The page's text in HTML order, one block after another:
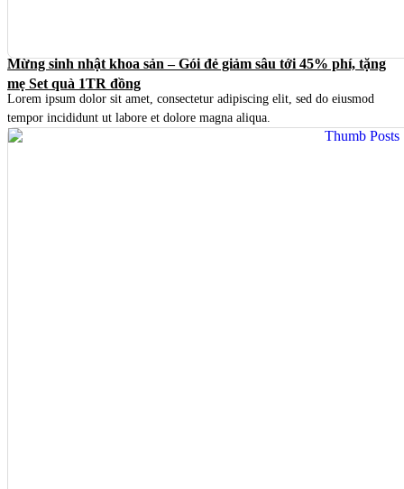
Mừng sinh nhật khoa sản – Gói đẻ giảm sâu tới 45% phí, tặng
mẹ Set quà 1TR đồng
Lorem ipsum dolor sit amet, consectetur adipiscing elit, sed do eiusmod
tempor incididunt ut labore et dolore magna aliqua.